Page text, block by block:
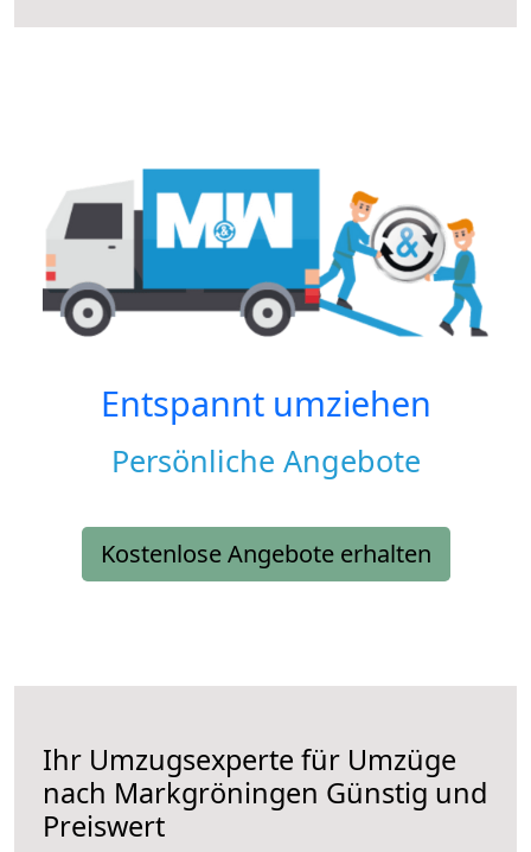
Entspannt umziehen
Persönliche Angebote
Kostenlose Angebote erhalten
Ihr Umzugsexperte für Umzüge
nach Markgröningen Günstig und
Preiswert